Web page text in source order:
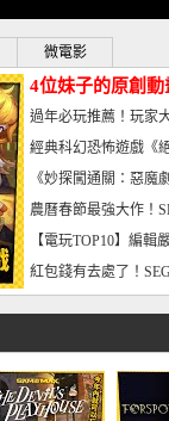
微電影
4位妹子的原創
曝光_電玩宅速配
過年必玩推薦！玩家
宅速配20230126
經典科幻恐怖遊戲《
懼體驗-電玩宅速配
《妙探闖通關：惡
到!!-電玩宅速配
農曆春節最強大作！
電玩宅速配20230123
【電玩TOP10】編
了，封面圖直接雷你
紅包錢有去處了！
宅速配20230119